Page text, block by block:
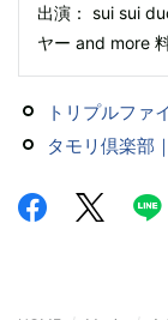
出演： sui sui
ヤー and more
トリプルファ
タモリ倶楽部